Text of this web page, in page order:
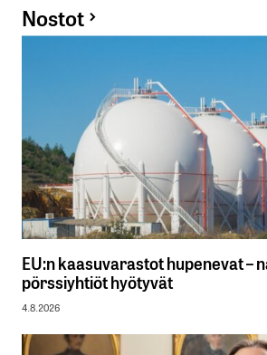
Nostot
EU:n kaasuvarastot hupenevat –
pörssiyhtiöt hyötyvät
4.8.2026